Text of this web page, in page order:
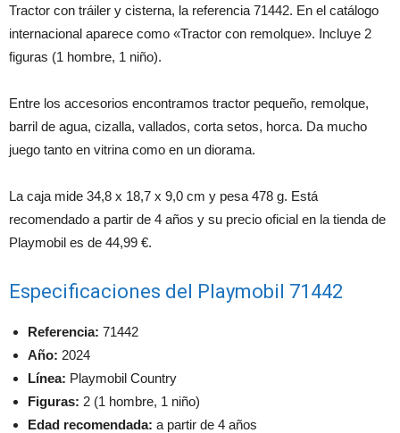
Tractor con tráiler y cisterna, la referencia 71442. En el catálogo
internacional aparece como «Tractor con remolque». Incluye 2
figuras (1 hombre, 1 niño).
Entre los accesorios encontramos tractor pequeño, remolque,
barril de agua, cizalla, vallados, corta setos, horca. Da mucho
juego tanto en vitrina como en un diorama.
La caja mide 34,8 x 18,7 x 9,0 cm y pesa 478 g. Está
recomendado a partir de 4 años y su precio oficial en la tienda de
Playmobil es de 44,99 €.
Especificaciones del Playmobil 71442
Referencia: 71442
Año: 2024
Línea: Playmobil Country
Figuras: 2 (1 hombre, 1 niño)
Edad recomendada: a partir de 4 años